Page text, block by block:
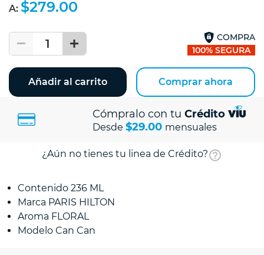
A: $279.00
1
COMPRA
100% SEGURA
Añadir al carrito Comprar ahora
Cómpralo con tu Crédito
Desde $29.00 mensuales
¿Aún no tienes tu linea de Crédito?
Contenido 236 ML
Marca PARIS HILTON
Aroma FLORAL
Modelo Can Can